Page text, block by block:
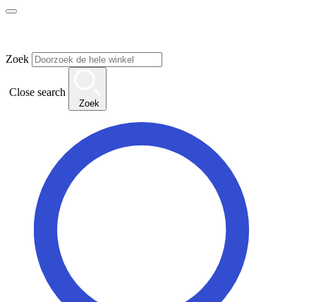
Zoek
Close search
Zoek